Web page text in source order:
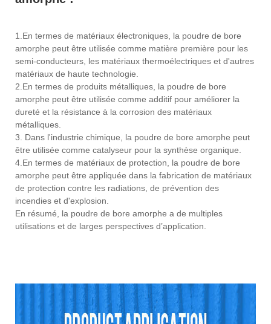
1.En termes de matériaux électroniques, la poudre de bore
amorphe peut être utilisée comme matière première pour les
semi-conducteurs, les matériaux thermoélectriques et d'autres
matériaux de haute technologie.
2.En termes de produits métalliques, la poudre de bore
amorphe peut être utilisée comme additif pour améliorer la
dureté et la résistance à la corrosion des matériaux
métalliques.
3. Dans l'industrie chimique, la poudre de bore amorphe peut
être utilisée comme catalyseur pour la synthèse organique.
4.En termes de matériaux de protection, la poudre de bore
amorphe peut être appliquée dans la fabrication de matériaux
de protection contre les radiations, de prévention des
incendies et d'explosion.
En résumé, la poudre de bore amorphe a de multiples
utilisations et de larges perspectives d’application.